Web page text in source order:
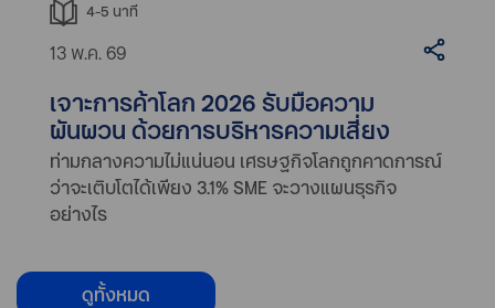
4-5 นาที
13 พ.ค. 69
เจาะการค้าโลก 2026 รับมือความ
ผันผวน ด้วยการบริหารความเสี่ยง
ท่ามกลางความไม่แน่นอน เศรษฐกิจโลกถูกคาดการณ์
ว่าจะเติบโตได้เพียง 3.1% SME จะวางแผนธุรกิจ
อย่างไร
ดูทั้งหมด